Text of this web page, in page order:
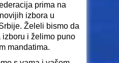
prima na
izbora u
Želeli bismo da
i želimo puno
mandatima.